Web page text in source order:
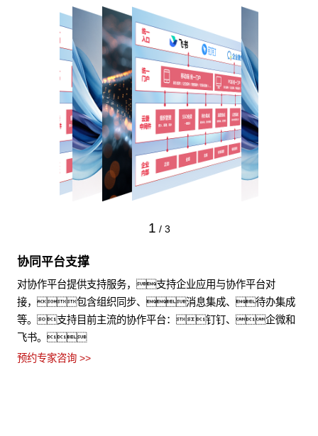
1 / 3
协同平台支撑
对协作平台提供支持服务，支持企业应用与协作平台对
接，包含组织同步、消息集成、待办集成
等。支持目前主流的协作平台：钉钉、企微和
飞书。
预约专家咨询 >>